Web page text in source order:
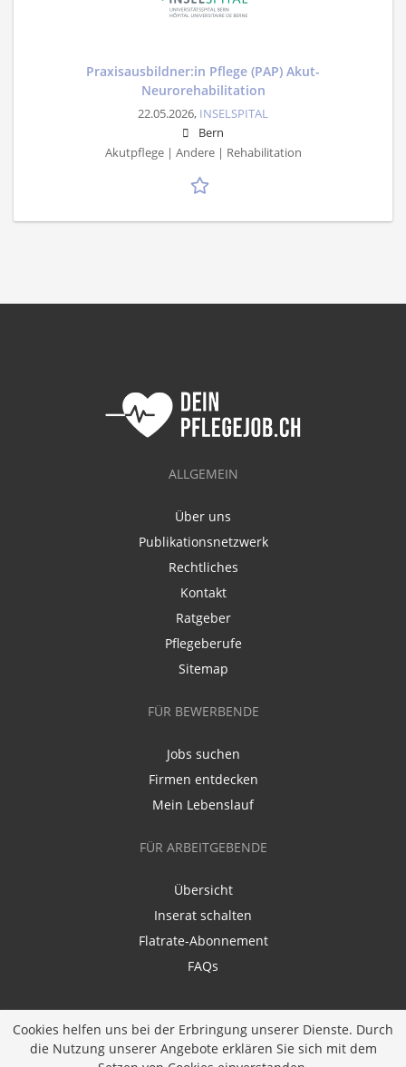
Praxisausbildner:in Pflege (PAP) Akut-
Neurorehabilitation
22.05.2026, INSELSPITAL
Bern
Akutpflege | Andere | Rehabilitation
ALLGEMEIN
Über uns
Publikationsnetzwerk
Rechtliches
Kontakt
Ratgeber
Pflegeberufe
Sitemap
FÜR BEWERBENDE
Jobs suchen
Firmen entdecken
Mein Lebenslauf
FÜR ARBEITGEBENDE
Übersicht
Inserat schalten
Flatrate-Abonnement
FAQs
Cookies helfen uns bei der Erbringung unserer Dienste. Durch
die Nutzung unserer Angebote erklären Sie sich mit dem